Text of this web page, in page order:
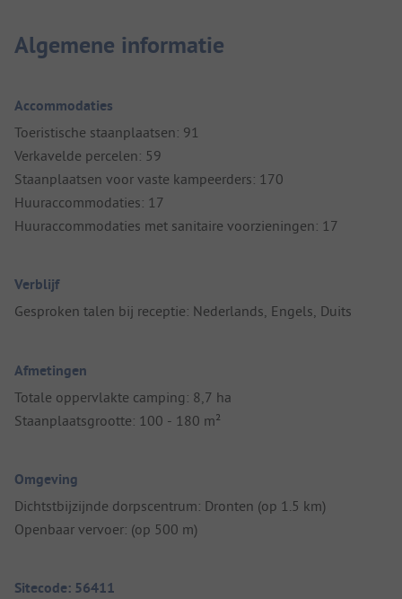
Algemene informatie
Accommodaties
Toeristische staanplaatsen: 91
Verkavelde percelen: 59
Staanplaatsen voor vaste kampeerders: 170
Huuraccommodaties: 17
Huuraccommodaties met sanitaire voorzieningen: 17
Verblijf
Gesproken talen bij receptie: Nederlands, Engels, Duits
Afmetingen
Totale oppervlakte camping: 8,7 ha
Staanplaatsgrootte: 100 - 180 m²
Omgeving
Dichtstbijzijnde dorpscentrum: Dronten (op 1.5 km)
Openbaar vervoer: (op 500 m)
Sitecode: 56411